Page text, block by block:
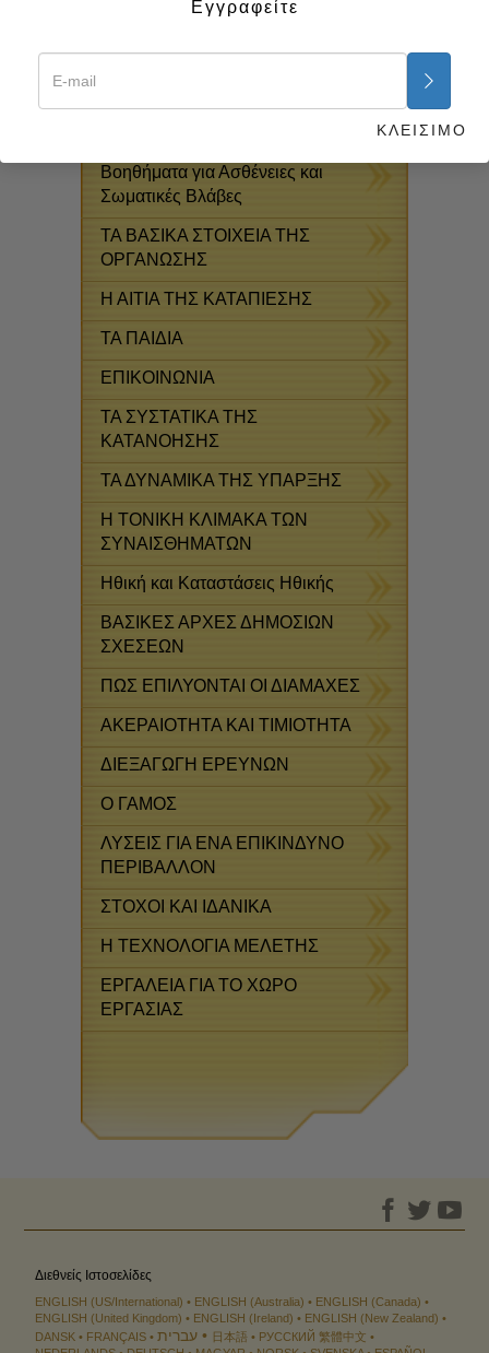
ΦΑΡΜΑΚΑ ΚΑΙ ΝΑΡΚΩΤΙΚΑ: ΤΟ
Βοηθήματα για Ασθένειες και
Σωματικές Βλάβες
ΤΑ ΒΑΣΙΚΑ ΣΤΟΙΧΕΙΑ ΤΗΣ
ΟΡΓΑΝΩΣΗΣ
Η ΑΙΤΙΑ ΤΗΣ ΚΑΤΑΠΙΕΣΗΣ
ΤΑ ΠΑΙΔΙΑ
ΕΠΙΚΟΙΝΩΝΙΑ
ΤΑ ΣΥΣΤΑΤΙΚΑ ΤΗΣ
ΚΑΤΑΝΟΗΣΗΣ
ΤΑ ΔΥΝΑΜΙΚΑ ΤΗΣ ΥΠΑΡΞΗΣ
Η ΤΟΝΙΚΗ ΚΛΙΜΑΚΑ ΤΩΝ
ΣΥΝΑΙΣΘΗΜΑΤΩΝ
Ηθική και Καταστάσεις Ηθικής
ΒΑΣΙΚΕΣ ΑΡΧΕΣ ΔΗΜΟΣΙΩΝ
ΣΧΕΣΕΩΝ
ΠΩΣ ΕΠΙΛΥΟΝΤΑΙ ΟΙ ΔΙΑΜΑΧΕΣ
ΑΚΕΡΑΙΟΤΗΤΑ ΚΑΙ ΤΙΜΙΟΤΗΤΑ
ΔΙΕΞΑΓΩΓΗ ΕΡΕΥΝΩΝ
Ο ΓΑΜΟΣ
ΛΥΣΕΙΣ ΓΙΑ ΕΝΑ ΕΠΙΚΙΝΔΥΝΟ
ΠΕΡΙΒΑΛΛΟΝ
ΣΤΟΧΟΙ ΚΑΙ ΙΔΑΝΙΚΑ
Η ΤΕΧΝΟΛΟΓΙΑ ΜΕΛΕΤΗΣ
ΕΡΓΑΛΕΙΑ ΓΙΑ ΤΟ ΧΩΡΟ
ΕΡΓΑΣΙΑΣ
Διεθνείς Ιστοσελίδες
ENGLISH (US/International) ENGLISH (Australia)
ENGLISH (Canada)
ENGLISH (United Kingdom)
ENGLISH (Ireland)
ENGLISH (New Zealand)
DANSK
FRANÇAIS עברית 日本語 РУССКИЙ 繁體中文
Εγγραφείτε
ΚΛΕΙΣΙΜΟ